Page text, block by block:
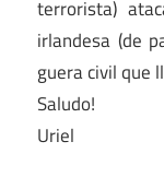
terrorista)
irlandesa (de
guera civil que
Saludo!
Uriel